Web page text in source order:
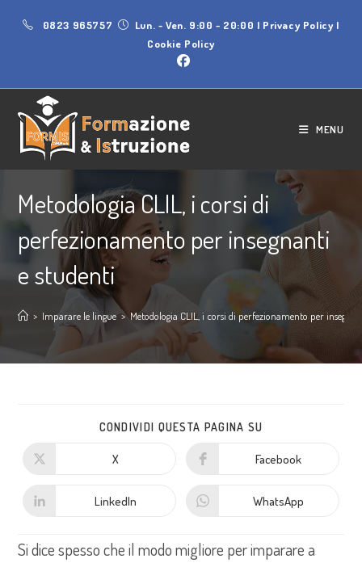
0823 965757 Lun. - Ven. 9:00 - 20:00 | Privacy Policy |
Cookie Policy
MENU
Metodologia CLIL, i corsi di
perfezionamento per insegnanti
e studenti
> Imparare le lingue > Metodologia CLIL, i corsi di perfezionamento per
CONDIVIDI QUESTA PAGINA SU
X Facebook
LinkedIn WhatsApp
Si dice spesso che il modo migliore per imparare a